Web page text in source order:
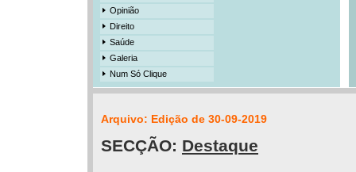
Opinião
Direito
Saúde
Galeria
Num Só Clique
Arquivo: Edição de 30-09-2019
SECÇÃO: Destaque